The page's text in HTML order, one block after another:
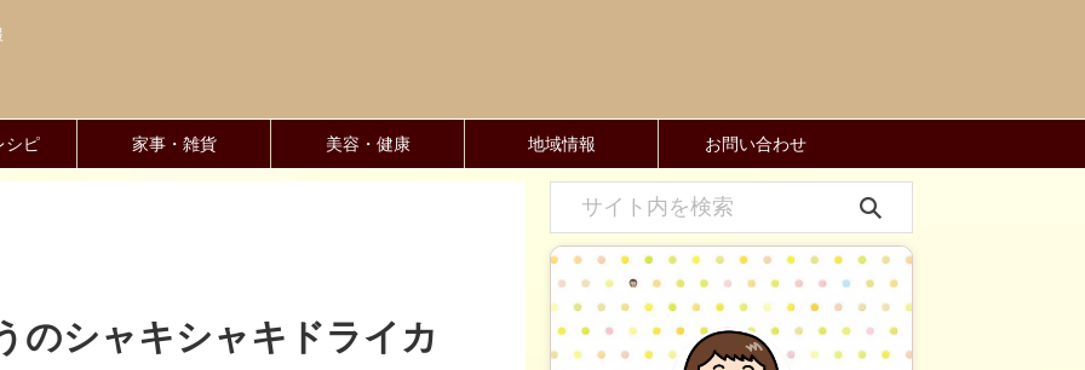
シピ 家事・雑貨 美容・健康 地域情報 お問い合わせ
のシャキシャキドライカ